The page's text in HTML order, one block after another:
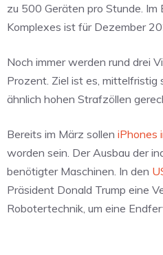
zu 500 Geräten pro Stunde.
Komplexes ist für Dezember
Noch immer werden rund drei
Prozent. Ziel ist es, mittelfristig
ähnlich hohen Strafzöllen
Bereits im März sollen iPhones
worden sein. Der Ausbau der
benötigter Maschinen. In den
Präsident Donald Trump eine
Robotertechnik, um eine